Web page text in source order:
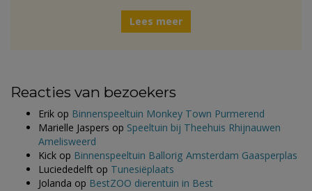
Lees meer
Reacties van bezoekers
Erik op Binnenspeeltuin Monkey Town Purmerend
Marielle Jaspers op Speeltuin bij Theehuis Rhijnauwen
Amelisweerd
Kick op Binnenspeeltuin Ballorig Amsterdam Gaasperplas
Luciededelft op Tunesiëplaats
Jolanda op BestZOO dierentuin in Best